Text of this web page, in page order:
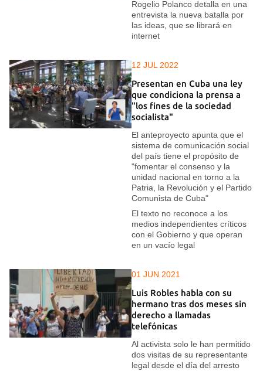
Rogelio Polanco detalla en una
entrevista la nueva batalla por
las ideas, que se librará en
internet
12 JUL 2022
Presentan en Cuba una ley
que condiciona la prensa a
"los fines de la sociedad
socialista"
El anteproyecto apunta que el
sistema de comunicación social
del país tiene el propósito de
"fomentar el consenso y la
unidad nacional en torno a la
Patria, la Revolución y el Partido
Comunista de Cuba"
El texto no reconoce a los
medios independientes críticos
con el Gobierno y que operan
en un vacío legal
01 JUN 2021
Luis Robles habla con su
hermano tras dos meses sin
derecho a llamadas
telefónicas
Al activista solo le han permitido
dos visitas de su representante
legal desde el día del arresto